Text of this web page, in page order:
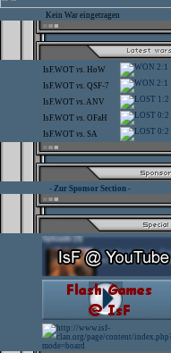
Kein War eingetragen
IsF.WOT vs. HoW 2:1
IsF.WOT vs. QSF-7 2:1
IsF.WOT vs.ANV 1:2
IsF.WOT vs. OFaH 0:2
IsF.WOT vs. SA 0:2
- Zur Sponsor Section -